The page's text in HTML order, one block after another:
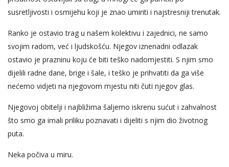
susretljivosti i osmijehu koji je znao umiriti i najstresniji trenutak.
Ranko je ostavio trag u našem kolektivu i zajednici, ne samo
svojim radom, već i ljudskošću. Njegov iznenadni odlazak
ostavio je prazninu koju će biti teško nadomjestiti. S njim smo
dijelili radne dane, brige i šale, i teško je prihvatiti da ga više
nećemo vidjeti na njegovom mjestu niti čuti njegov glas.
Njegovoj obitelji i najbližima šaljemo iskrenu sućut i zahvalnost
što smo ga imali priliku poznavati i dijeliti s njim dio životnog
puta.
Neka počiva u miru.